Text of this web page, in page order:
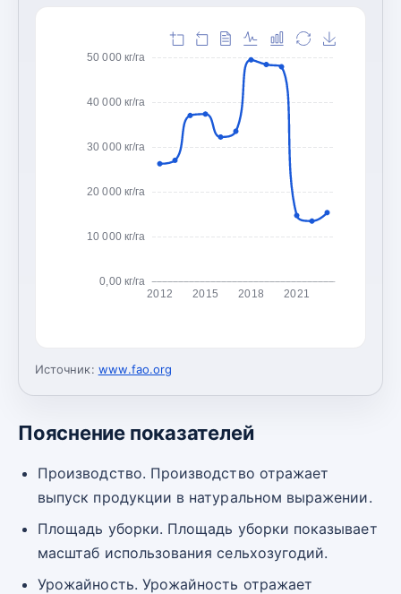
0,00 кг/га
10 000 кг/га
20 000 кг/га
30 000 кг/га
40 000 кг/га
50 000 кг/га
2012 2015 2018 2021
Источник: www.fao.org
Пояснение показателей
Производство. Производство отражает
выпуск продукции в натуральном выражении.
Площадь уборки. Площадь уборки показывает
масштаб использования сельхозугодий.
Урожайность. Урожайность отражает